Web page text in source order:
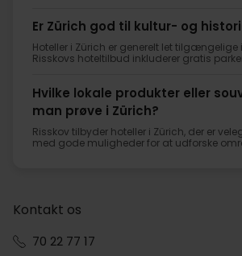
Er Zürich god til kultur- og
Hoteller i Zürich er generelt let
Risskovs hoteltilbud inkluderer gratis
Hvilke lokale produkter eller
man prøve i Zürich?
Risskov tilbyder hoteller i Zürich, der er
med gode muligheder for at udforske
Kontakt os
70 22 77 17